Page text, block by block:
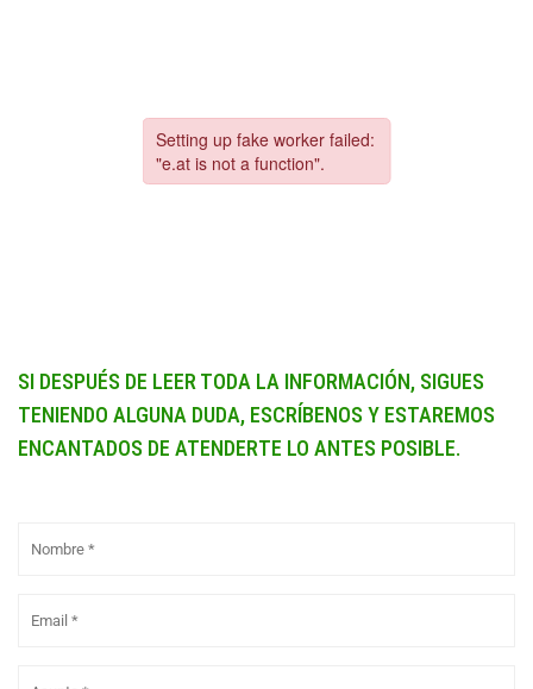
SI DESPUÉS DE LEER TODA LA INFORMACIÓN, SIGUES
TENIENDO ALGUNA DUDA, ESCRÍBENOS Y ESTAREMOS
ENCANTADOS DE ATENDERTE LO ANTES POSIBLE.